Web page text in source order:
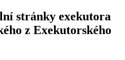
stránky exekutora
z Exekutorského